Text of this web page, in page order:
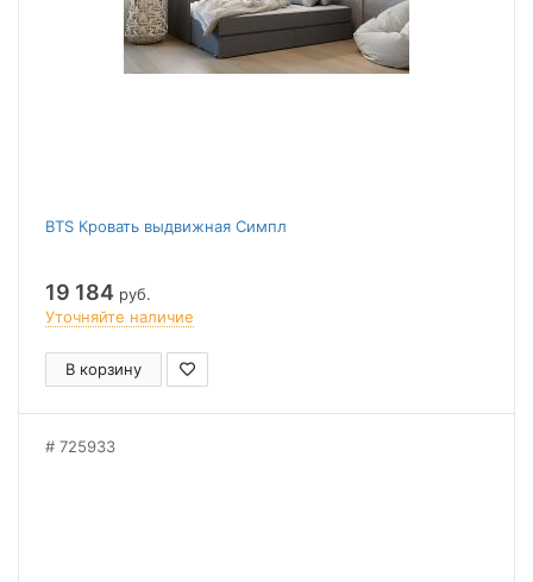
BTS Кровать выдвижная Симпл
19 184 руб.
Уточняйте наличие
В корзину
725933